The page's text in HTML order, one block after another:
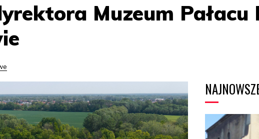
Muzeum Pałacu